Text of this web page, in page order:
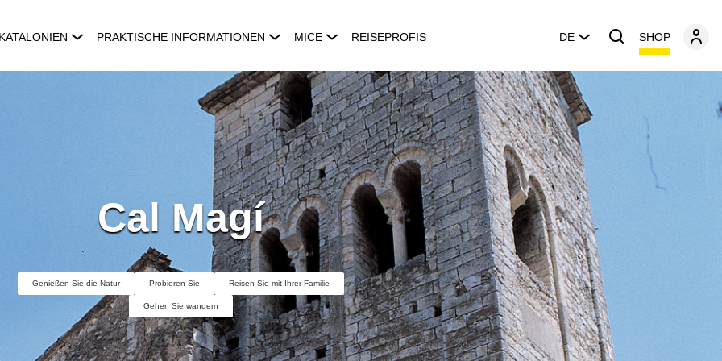
PRAKTISCHE INFORMATIONEN MICE REISEPROFIS DE SHOP
Cal Magí
Genießen Sie die Natur Probieren Sie Reisen Sie mit Ihrer Familie
Gehen Sie wandern